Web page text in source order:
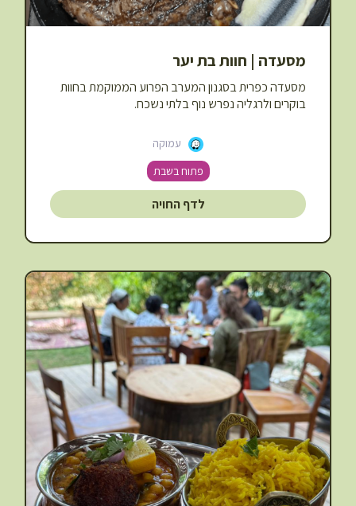
מסעדה | חוות בת יער
מסעדה כפרית בסגנון המערב הפרוע הממוקמת בחוות
בוקרים ולרגליה נפרש נוף בלתי נשכח.
עמוקה
פתוח בשבת
לדף החויה